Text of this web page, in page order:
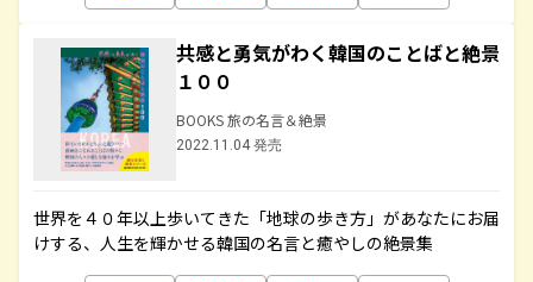
共感と勇気がわく韓国のことばと絶景
１００
BOOKS 旅の名言＆絶景
2022.11.04 発売
世界を４０年以上歩いてきた「地球の歩き方」があなたにお届
けする、人生を輝かせる韓国の名言と癒やしの絶景集